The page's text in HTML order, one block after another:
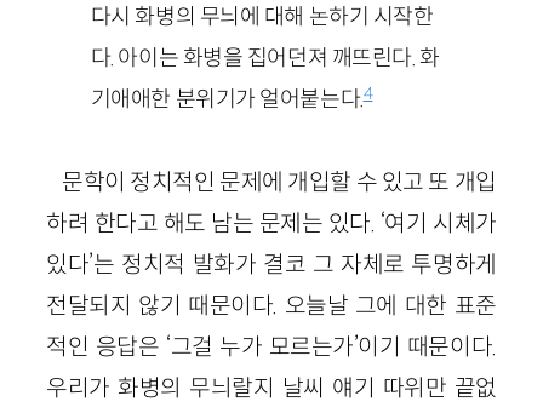
다시 화병의 무늬에 대해 논하기 시작한
다. 아이는 화병을 집어던져 깨뜨린다. 화
기애애한 분위기가 얼어붙는다.4
문학이 정치적인 문제에 개입할 수 있고 또 개입
하려 한다고 해도 남는 문제는 있다. ‘여기 시체가
있다’는 정치적 발화가 결코 그 자체로 투명하게
전달되지 않기 때문이다. 오늘날 그에 대한 표준
적인 응답은 ‘그걸 누가 모르는가’이기 때문이다.
우리가 화병의 무늬랄지 날씨 얘기 따위만 끝없